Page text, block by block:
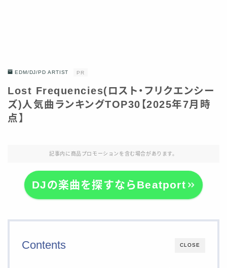
EDM/DJ/PD ARTIST PR
Lost Frequencies(ロスト・フリクエンシー
ズ)人気曲ランキングTOP30【2025年7月時
点】
記事内に商品プロモーションを含む場合があります。
DJの楽曲を探すならBeatport
CLOSE
Contents